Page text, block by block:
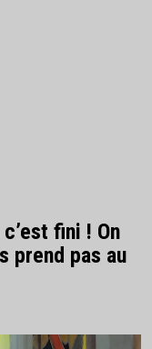
fini ! On
prend pas au